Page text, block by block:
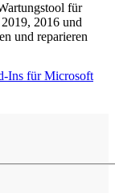
für
2016 und
und reparieren
Ins für Microsoft